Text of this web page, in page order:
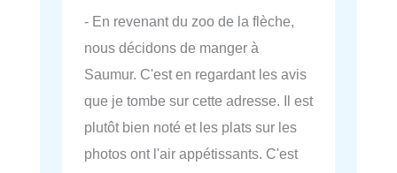
- En revenant du zoo de la flèche,
nous décidons de manger à
Saumur. C'est en regardant les avis
que je tombe sur cette adresse. Il est
plutôt bien noté et les plats sur les
photos ont l'air appétissants. C'est